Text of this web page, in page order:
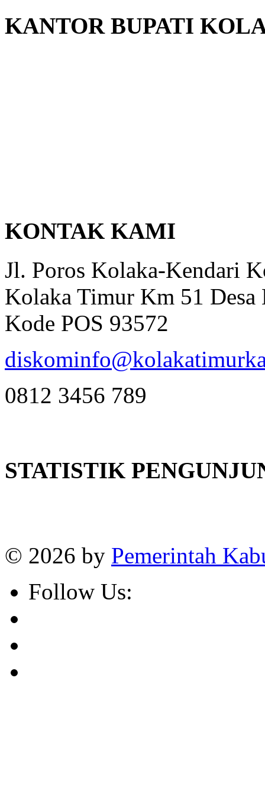
KANTOR BUPATI
KONTAK KAMI
Jl. Poros Kolaka-Kendari
Kolaka Timur Km 51 Desa
Kode POS 93572
0812 3456 789
STATISTIK
© 2026 by Pemerintah
Follow Us: